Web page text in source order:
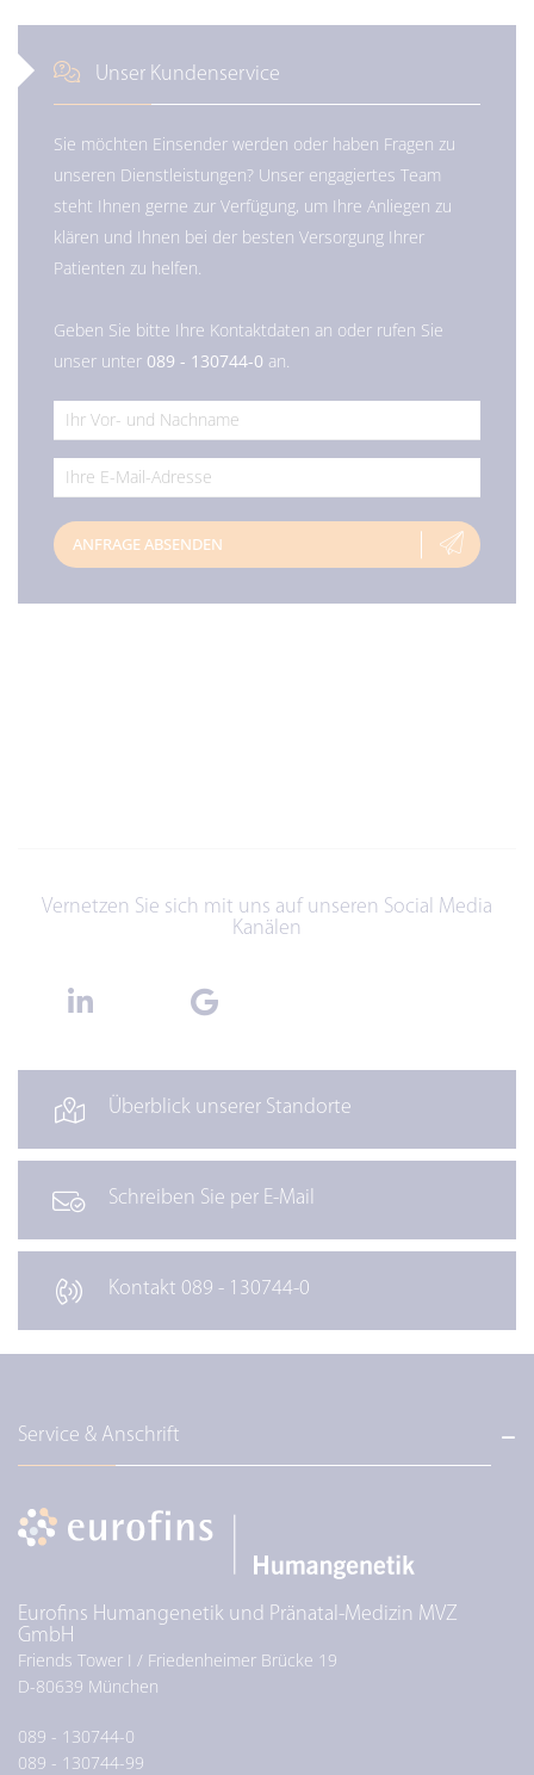
Unser Kundenservice
Sie möchten Einsender werden oder haben Fragen zu
unseren Dienstleistungen? Unser engagiertes Team
steht Ihnen gerne zur Verfügung, um Ihre Anliegen zu
klären und Ihnen bei der besten Versorgung Ihrer
Patienten zu helfen.
Geben Sie bitte Ihre Kontaktdaten an oder rufen Sie
unser unter 089 - 130744-0 an.
ANFRAGE ABSENDEN
Vernetzen Sie sich mit uns auf unseren Social Media
Kanälen
Überblick unserer Standorte
Schreiben Sie per E-Mail
Kontakt 089 - 130744-0
Service & Anschrift
Eurofins Humangenetik und Pränatal-Medizin MVZ
GmbH
Friends Tower I / Friedenheimer Brücke 19
D-80639 München
089 - 130744-0
089 - 130744-99